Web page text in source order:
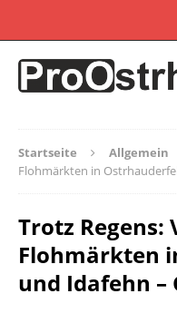
Startseite Allgemein
Flohmärkten in
Trotz Regens:
Flohmärkten
und Idafehn –